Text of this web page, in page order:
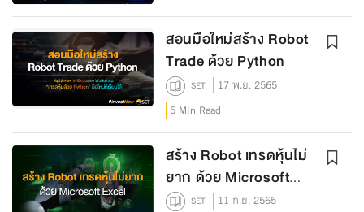
สอนมือใหม่สร้าง Robot
Trade ด้วย Python
SET
17 พ.ย. 2565
5 Min Read
สร้าง Robot เทรดหุ้นไม่
ยาก ด้วย Microsoft
Excel
SET
11 ก.ย. 2565